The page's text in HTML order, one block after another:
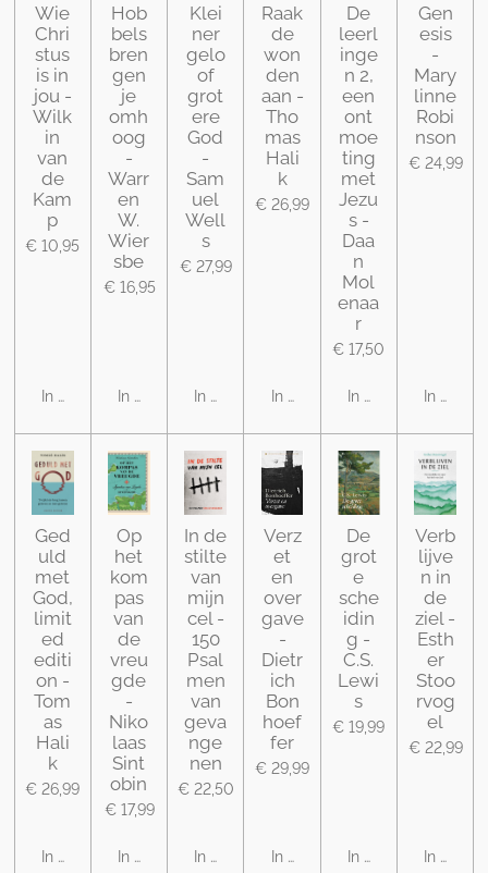
Wie
Chri
stus
is in
jou -
Wilk
in
van
de
Kam
p
€ 10,95
In winkelwagen
Hob
bels
bren
gen
je
omh
oog
-
Warr
en
W.
Wier
sbe
€ 16,95
In winkelwagen
Klei
ner
gelo
of
grot
ere
God
-
Sam
uel
Well
s
€ 27,99
In winkelwagen
Raak
de
won
den
aan -
Tho
mas
Hali
k
€ 26,99
In winkelwagen
De
leerl
inge
n 2,
een
ont
moe
ting
met
Jezu
s -
Daa
n
Mol
enaa
r
€ 17,50
In winkelwagen
Gen
esis
-
Mary
linne
Robi
nson
€ 24,99
In
Ged
uld
met
God,
limit
ed
editi
on -
Tom
as
Hali
k
€ 26,99
In winkelwagen
Op
het
kom
pas
van
de
vreu
gde
-
Niko
laas
Sint
obin
€ 17,99
In winkelwagen
In de
stilte
van
mijn
cel -
150
Psal
men
van
geva
nge
nen
€ 22,50
In winkelwagen
Verz
et
en
over
gave
-
Dietr
ich
Bon
hoef
fer
€ 29,99
In winkelwagen
De
grot
e
sche
idin
g -
C.S.
Lewi
s
€ 19,99
In winkelwagen
Verb
lijve
n in
de
ziel -
Esth
er
Stoo
rvog
el
€ 22,99
In